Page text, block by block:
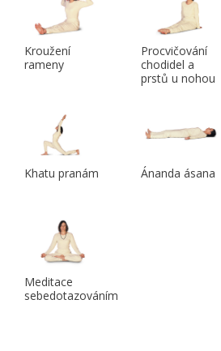
Kroužení
rameny
Procvičování
chodidel a
prstů u nohou
Khatu pranám Ánanda ásana
Meditace
sebedotazováním